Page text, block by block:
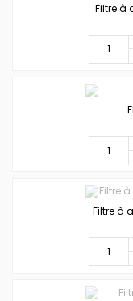
Filtre à
Filtre à